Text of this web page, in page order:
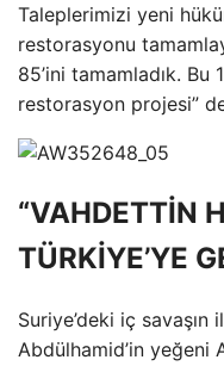
Taleplerimizi yeni
restorasyonu
85’ini tamamladık.
restorasyon projesi”
“VAHDETTİN
TÜRKİYE’YE
Suriye’deki iç savaşın
Abdülhamid’in yeğeni